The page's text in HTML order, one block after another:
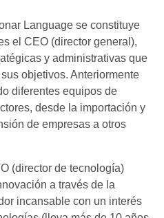
Language se constituye
el CEO (director general),
y administrativas que
objetivos. Anteriormente
diferentes equipos de
desde la importación y
de empresas a otros
(director de tecnología)
a través de la
incansable con un interés